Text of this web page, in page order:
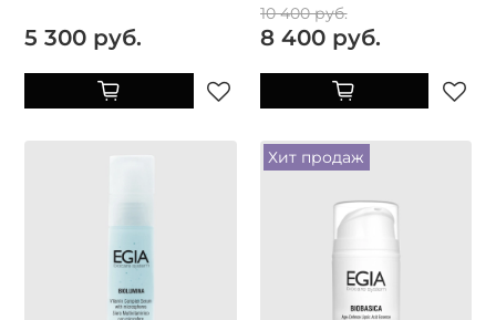
5 300 руб.
10 400 руб.
8 400 руб.
Хит продаж